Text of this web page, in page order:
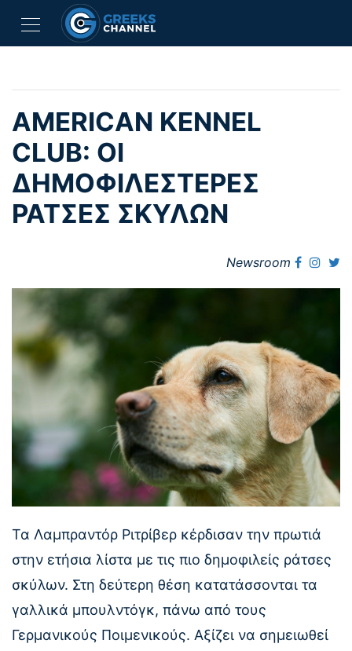
AMERICAN KENNEL
CLUB: OI
ΔΗΜΟΦΙΛΕΣΤΕΡΕΣ
ΡΑΤΣΕΣ ΣΚΥΛΩΝ
Newsroom
Τα Λαμπραντόρ Ριτρίβερ κέρδισαν την πρωτιά
στην ετήσια λίστα με τις πιο δημοφιλείς ράτσες
σκύλων. Στη δεύτερη θέση κατατάσσονται τα
γαλλικά μπουλντόγκ, πάνω από τους
Γερμανικούς Ποιμενικούς. Αξίζει να σημειωθεί